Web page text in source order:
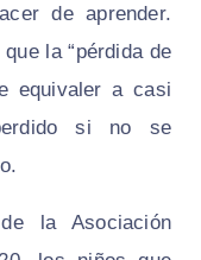
de aprender.
la “pérdida de
equivaler a casi
si no se
la Asociación